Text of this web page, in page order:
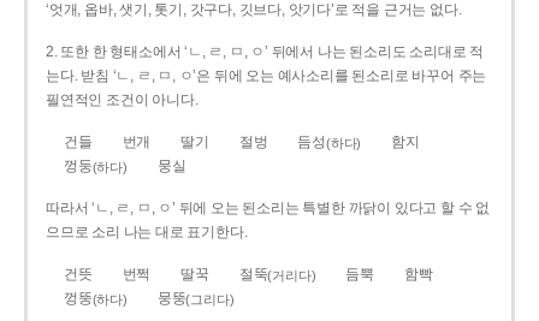
‘엇개, 옵바, 샛기, 톳기, 갓구다, 깃브다, 앗기다’로 적을 근거는 없다.
2. 또한 한 형태소에서 ‘ㄴ, ㄹ, ㅁ, ㅇ’ 뒤에서 나는 된소리도 소리대로 적
는다. 받침 ‘ㄴ, ㄹ, ㅁ, ㅇ’은 뒤에 오는 예사소리를 된소리로 바꾸어 주는
필연적인 조건이 아니다.
건들 번개 딸기 절벙 듬성(하다)
함지
껑둥(하다) 뭉실
따라서 ‘ㄴ, ㄹ, ㅁ, ㅇ’ 뒤에 오는 된소리는 특별한 까닭이 있다고 할 수 없
으므로 소리 나는 대로 표기한다.
건뜻 번쩍 딸꾹 절뚝(거리다) 듬뿍
함빡
껑뚱(하다) 뭉뚱(그리다)